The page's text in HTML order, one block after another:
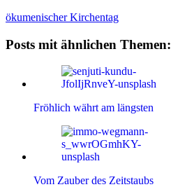
ökumenischer Kirchentag
Posts mit ähnlichen Themen:
Fröhlich währt am längsten
Vom Zauber des Zeitstaubs